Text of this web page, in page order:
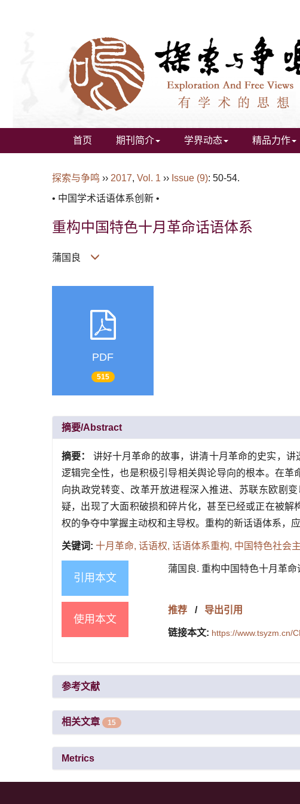
首页 期刊简介 学界动态 精品力作
探索与争鸣 ›› 2017, Vol. 1 ›› Issue (9): 50-54.
• 中国学术话语体系创新 •
重构中国特色十月革命话语体系
蒲国良
PDF
515
摘要/Abstract
摘要： 讲好十月革命的故事，讲清十月革命的史实，
逻辑完全性，也是积极引导相关舆论导向的根本。在
向执政党转变、改革开放进程深入推进、苏联东欧剧
疑，出现了大面积破损和碎片化，甚至已经或正在被
权的争夺中掌握主动权和主导权。重构的新话语体系，
关键词: 十月革命, 话语权, 话语体系重构, 中国特色社会
引用本文
蒲国良. 重构中国特色十月革
使用本文
推荐 / 导出引用
链接本文: https://www.tsyzm.cn/
参考文献
相关文章 15
Metrics